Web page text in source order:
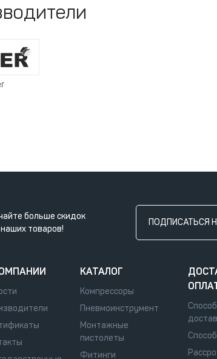
больше скидок
товаров!
ПОДПИСАТЬСЯ
КАТАЛОГ
Компрессоры
Пневмоинструмент
Монтажные
пистолеты
Фитинги